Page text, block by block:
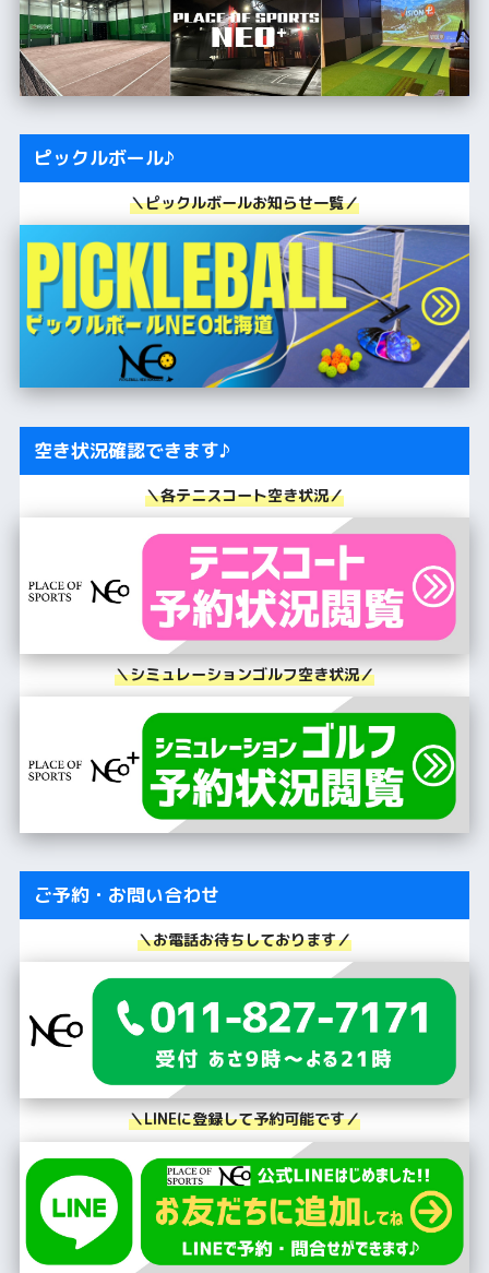
ピックルボール♪
＼ピックルボールお知らせ一覧／
空き状況確認できます♪
＼各テニスコート空き状況／
＼シミュレーションゴルフ空き状況／
ご予約・お問い合わせ
＼お電話お待ちしております／
＼LINEに登録して予約可能です／